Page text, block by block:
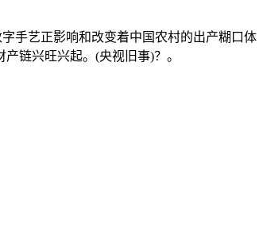
手艺正影响和改变着中国农村的出产糊口体
链兴旺兴起。(央视旧事)？。